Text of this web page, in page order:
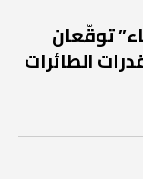
توقّعان
الطائرات